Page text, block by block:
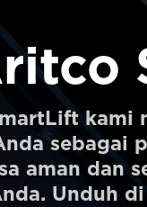
kami
sebagai
aman dan
Unduh